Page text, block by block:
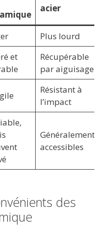
acier
Plus lourd
et
Récupérable
par aiguisage
Résistant à
l’impact
Généralement
accessibles
des